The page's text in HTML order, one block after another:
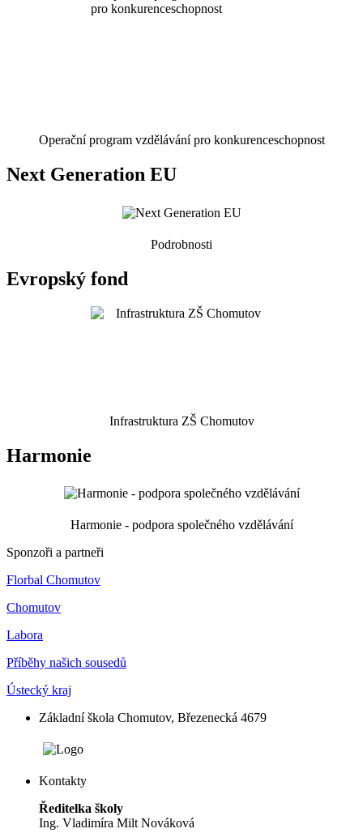
Operační program vzdělávání pro konkurenceschopnost
Next Generation EU
Podrobnosti
Evropský fond
Infrastruktura ZŠ Chomutov
Harmonie
Harmonie - podpora společného vzdělávání
Sponzoři a partneři
Florbal Chomutov
Chomutov
Labora
Příběhy našich sousedů
Ústecký kraj
Základní škola Chomutov, Březenecká 4679
Kontakty
Ředitelka školy
Ing. Vladimíra Milt Nováková